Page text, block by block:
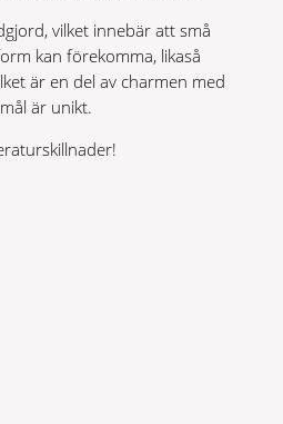
vilket innebär att små
kan förekomma, likaså
är en del av charmen med
är unikt.